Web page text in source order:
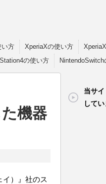
い方 XperiaXの使い方
の使い方
機器
）』社のス
当サ
して